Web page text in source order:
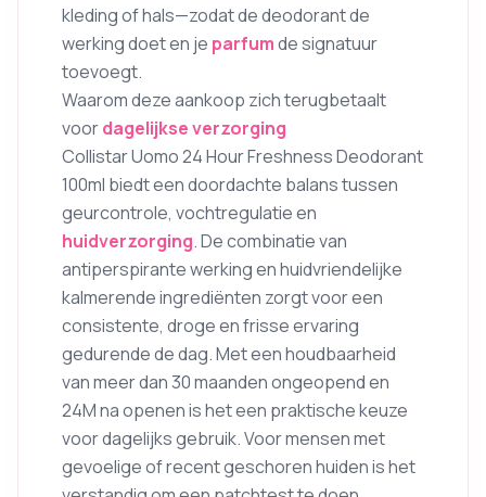
kleding of hals—zodat de deodorant de
werking doet en je parfumde signatuur
toevoegt.
Waarom deze aankoop zich terugbetaalt
voordagelijkse verzorging
Collistar Uomo 24 Hour Freshness Deodorant
100ml biedt een doordachte balans tussen
geurcontrole, vochtregulatie en
huidverzorging. De combinatie van
antiperspirante werking en huidvriendelijke
kalmerende ingrediënten zorgt voor een
consistente, droge en frisse ervaring
gedurende de dag. Met een houdbaarheid
van meer dan 30 maanden ongeopend en
24M na openen is het een praktische keuze
voor dagelijks gebruik. Voor mensen met
gevoelige of recent geschoren huiden is het